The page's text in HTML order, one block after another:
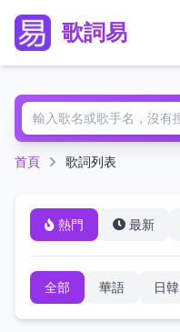
歌詞易
首頁 歌詞列表
熱門 最新
全部 華語 日韓